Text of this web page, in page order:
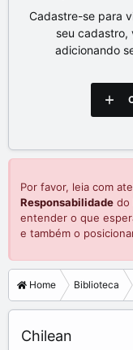
Cadastre-se para
seu
adicionando
Por favor, leia com
Responsabilidade do
entender o que
e também o
Home Biblioteca
Chilean